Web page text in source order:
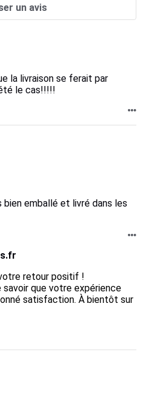
un avis
la livraison se ferait par
le cas!!!!!
emballé et livré dans les
retour positif !
savoir que votre expérience
satisfaction. À bientôt sur